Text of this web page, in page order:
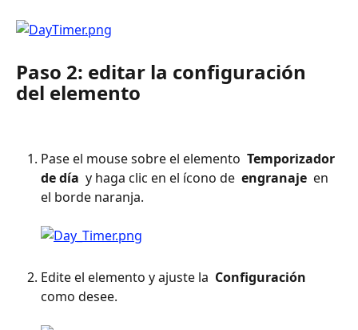
Paso 2: editar la configuración
del elemento
Pase el mouse sobre el elemento Temporizador
de día y haga clic en el ícono de engranaje en
el borde naranja.
Edite el elemento y ajuste la Configuración
como desee.